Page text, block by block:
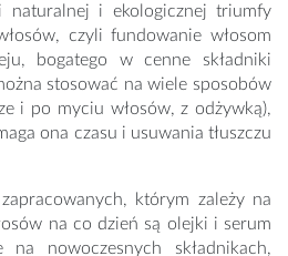
naturalnej i ekologicznej triumfy
czyli fundowanie włosom
bogatego w cenne składniki
stosować na wiele sposobów
i po myciu włosów, z odżywką),
ona czasu i usuwania tłuszczu
którym zależy na
na co dzień są olejki i serum
na nowoczesnych składnikach,